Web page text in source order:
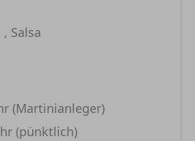
Salsa
(Martinianleger)
(pünktlich)